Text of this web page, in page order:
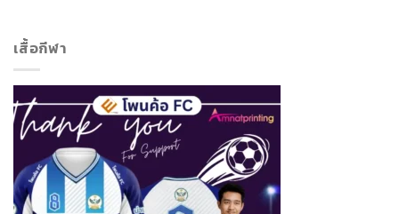
เสื้อกีฬา